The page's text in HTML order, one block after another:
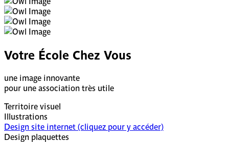
Votre École Chez Vous
une image innovante
pour une association très utile
Territoire visuel
Illustrations
Design site internet (cliquez pour y accéder)
Design plaquettes